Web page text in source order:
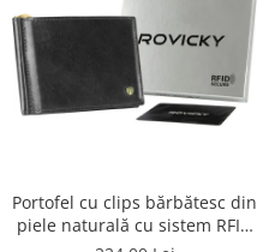
Portofel cu clips bărbătesc din
piele naturală cu sistem RFID